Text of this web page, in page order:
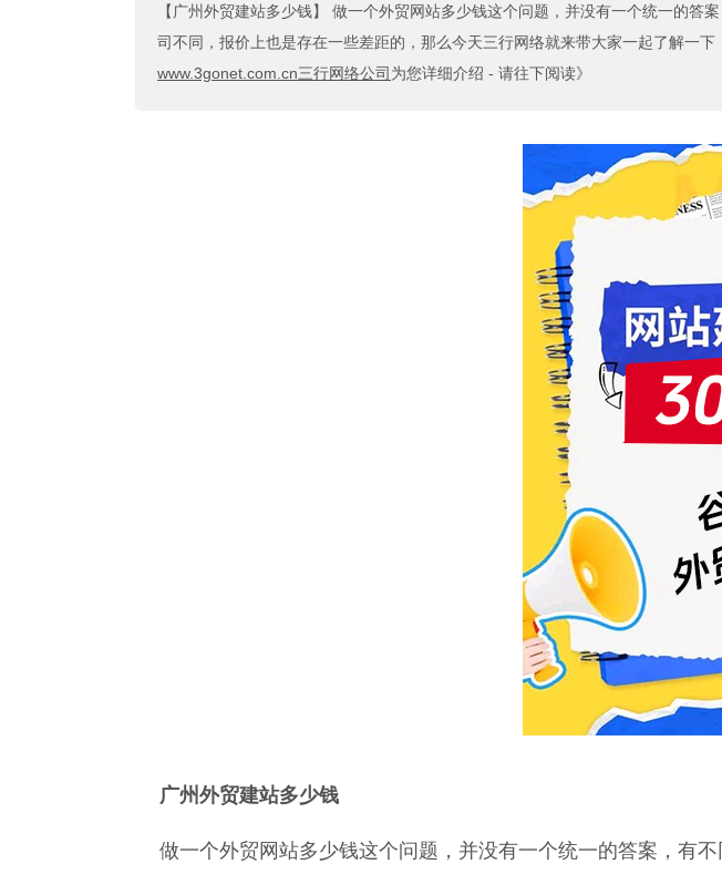
【广州外贸建站多少钱】
做一个外贸网站多少钱这个问题，并没有一个统一的答
司不同，报价上也是存在一些差距的，那么今天三行网络就来带大家一起了解一
www.3gonet.com.cn三行网络公司 为您详细介绍 - 请往下阅读》
广州外贸建站多少钱
做一个外贸网站多少钱这个问题，并没有一个统一的答案，有